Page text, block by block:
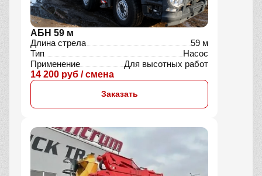
АБН 59 м
Длина стрела
59 м
Тип
Насос
Применение
Для высотных работ
14 200 руб / смена
Заказать